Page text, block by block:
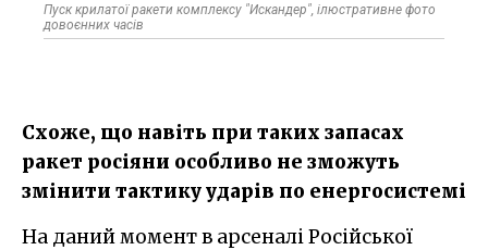
Пуск крилатої ракети комплексу "Искандер", ілюстративне фото
довоєнних часів
Схоже, що навіть при таких запасах
ракет росіяни особливо не зможуть
змінити тактику ударів по енергосистемі
На даний момент в арсеналі Російської